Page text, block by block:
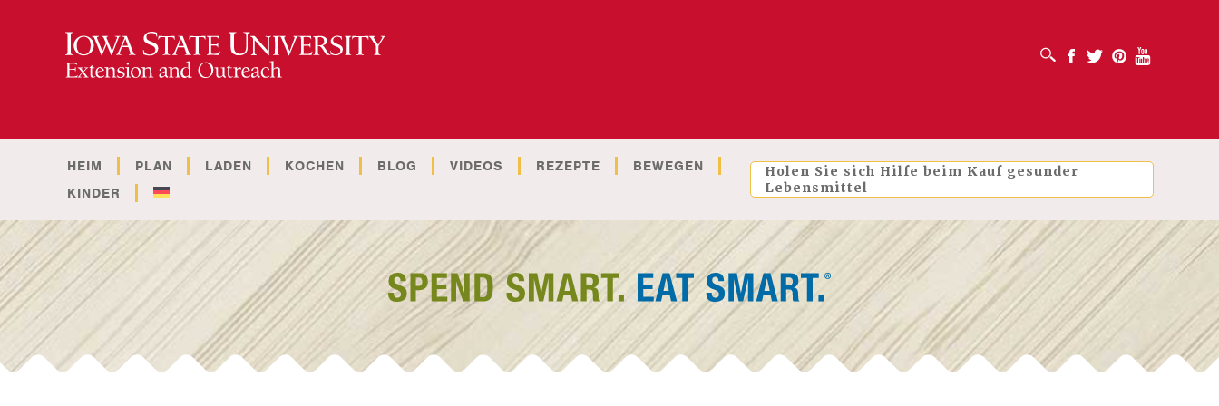
SUCHFELD ÖFFNENFacebook
Twitter PinterestYoutube
HEIM PLAN LADEN KOCHEN BLOG VIDEOS REZEPTE
BEWEGEN
KINDER
Holen Sie sich Hilfe beim Kauf gesunder
Lebensmittel